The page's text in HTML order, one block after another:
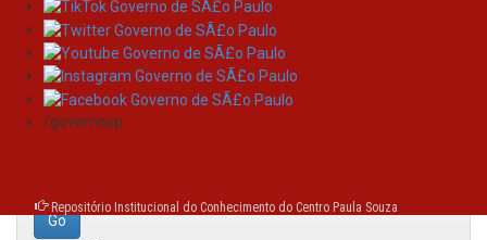
Skip
navigation
/governosp
Repositório Institucional do Conhecimento do Centro Paula Souza
Search
Search: